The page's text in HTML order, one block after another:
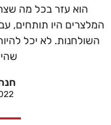
הוא עזר בכל מה
המלצרים היו תותחים,
השולחנות. לא יכל